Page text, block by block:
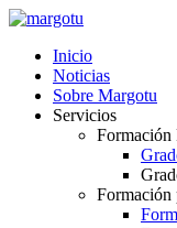
Ir
contenido
Inicio
Noticias
Sobre Margotu
Servicios
Formación
Formación